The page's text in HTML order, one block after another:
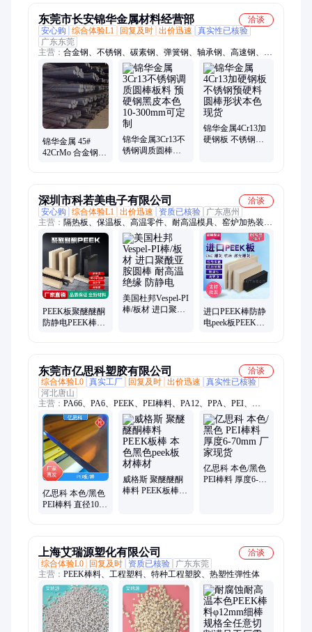
东莞市长安锦华金属材料经营部
洽谈
安心购
综合体验L1 回复及时 出价迅速
真实性已核验
广东东莞
主营： 合金钢、不锈钢、碳素钢、弹簧钢、轴承钢、高速钢、马
口铁、镀铝锌、镀锌板、模具钢、调质料、软磁合金、电磁合金
锦华金属 45#
42CrMo 合金钢退
锦华金属3Cr13不
锈钢调质圆棒板
锦华金属4Cr13加
硬钢板 不锈钢预
深圳市科若美电子有限公司
洽谈
安心购
综合体验L1 出价迅速 资质已核验
广东惠州
主营： 隔热板、保温板、高温零件、耐高温模具、窑炉加热装
置、防火耐火材料、防火隔热材料、硅酸铝针刺毯、硅酸铝纤维
板、酸铝纤维背衬板、高温耐火纤维毯、炉壁陶瓷纤维板、隔热
陶瓷纤维板
PEEK板聚醚醚酮
防静电PEEK棒加
美国杜邦Vespel-PI
棒/板材 进口聚酰
进口PEEK棒防静
电peek板PEEK管
东莞市亿思科塑胶有限公司
洽谈
综合体验L0 真实工厂 回复及时 出价迅速
真实性已核验
河北唐山
主营： PA66、PA6、PEEK、PEI棒料、PA12、PPA、PEI、
TPEE、TPE、TPU、TPV、改性尼龙、PA612、PPS、LCP、
PA6T、PA46、导电防静电塑料、防静电塑料、PEI塑料、耐高温
塑料、耐磨塑料、塑胶原料、PPS塑料、PEEK塑料、PA66塑料
亿思科 本色/黑色
PEI棒料 直径10-
威格斯 聚醚醚酮
棒料 PEEK板棒
亿思科 本色/黑色
PEI棒料 厚度6-
上海艾瑞源塑化有限公司
洽谈
综合体验L0
回复及时 资质已核验
广东东莞
主营： PEEK棒料、工程塑料、特种工程塑胶、热塑性弹性体